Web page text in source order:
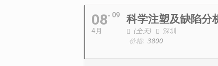
08
4月
09 科学注塑及缺陷分
(全天)
深圳
价格: 3800